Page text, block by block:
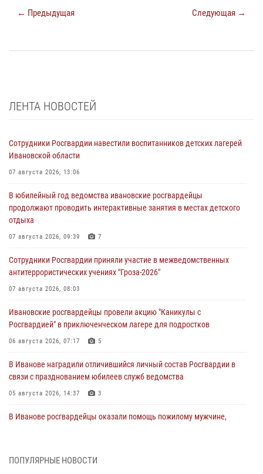
← Предыдущая Следующая →
ЛЕНТА НОВОСТЕЙ
Сотрудники Росгвардии навестили воспитанников детских лагерей
Ивановской области
07 августа 2026, 13:06
В юбилейный год ведомства ивановские росгвардейцы
продолжают проводить интерактивные занятия в местах детского
отдыха
07 августа 2026, 09:39 7
Сотрудники Росгвардии приняли участие в межведомственных
антитеррористических учениях "Гроза-2026"
07 августа 2026, 08:03
Ивановские росгвардейцы провели акцию "Каникулы с
Росгвардией" в приключенческом лагере для подростков
06 августа 2026, 07:17 5
В Иванове наградили отличившийся личный состав Росгвардии в
связи с празднованием юбилеев служб ведомства
05 августа 2026, 14:37 3
В Иванове росгвардейцы оказали помощь пожилому мужчине,
ПОПУЛЯРНЫЕ НОВОСТИ